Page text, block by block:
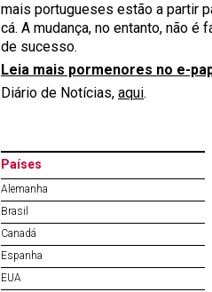
mais portugueses estão a partir
cá. A mudança, no entanto, não
de sucesso.
Leia mais pormenores no e-
Diário de Notícias, aqui.
Países
Alemanha
Brasil
Canadá
Espanha
EUA